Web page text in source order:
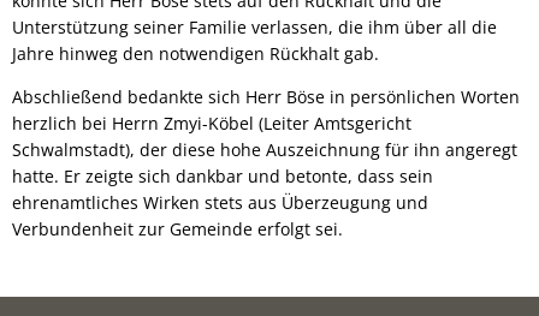
Unterstützung seiner Familie verlassen, die ihm über all die
Jahre hinweg den notwendigen Rückhalt gab.
Abschließend bedankte sich Herr Böse in persönlichen Worten
herzlich bei Herrn Zmyi-Köbel (Leiter Amtsgericht
Schwalmstadt), der diese hohe Auszeichnung für ihn angeregt
hatte. Er zeigte sich dankbar und betonte, dass sein
ehrenamtliches Wirken stets aus Überzeugung und
Verbundenheit zur Gemeinde erfolgt sei.